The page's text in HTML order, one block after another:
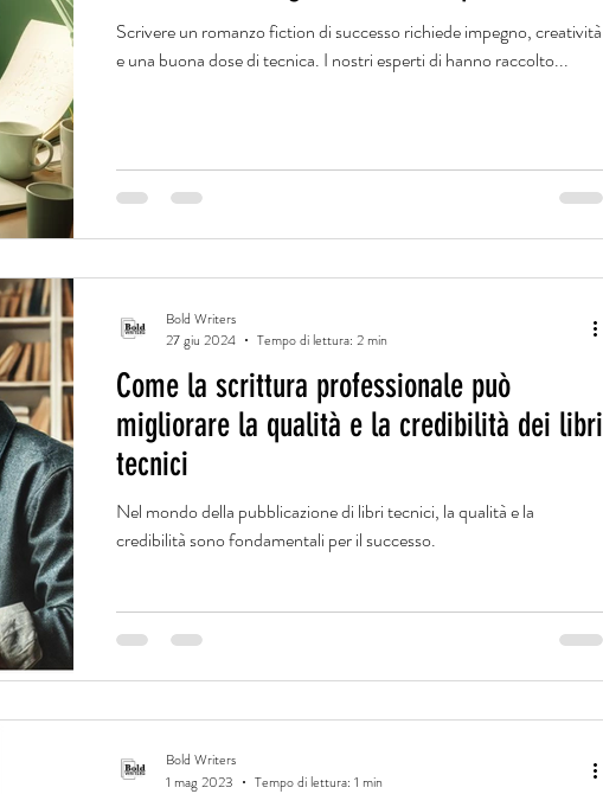
Scrivere un romanzo fiction di successo richiede impegno, creatività
e una buona dose di tecnica. I nostri esperti di hanno raccolto...
Come la scrittura professionale può
migliorare la qualità e la credibilità dei libri
tecnici
Nel mondo della pubblicazione di libri tecnici, la qualità e la
credibilità sono fondamentali per il successo.
Bold Writers
27 giu 2024
Tempo di lettura: 2 min
Bold Writers
1 mag 2023
Tempo di lettura: 1 min